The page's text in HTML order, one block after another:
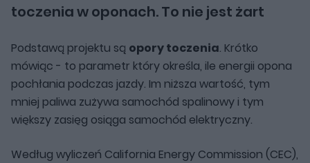
toczenia w oponach. To nie jest żart
Podstawą projektu są opory toczenia. Krótko
mówiąc - to parametr który określa, ile energii opona
pochłania podczas jazdy. Im niższa wartość, tym
mniej paliwa zużywa samochód spalinowy i tym
większy zasięg osiąga samochód elektryczny.
Według wyliczeń California Energy Commission (CEC),